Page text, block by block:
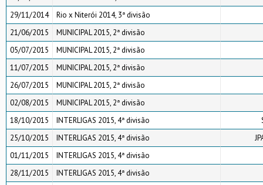
29/11/2014
Rio x Niterói 2014, 3ª divisão
21/06/2015
MUNICIPAL 2015, 2ª divisão
05/07/2015
MUNICIPAL 2015, 2ª divisão
11/07/2015
MUNICIPAL 2015, 2ª divisão
26/07/2015
MUNICIPAL 2015, 2ª divisão
02/08/2015
MUNICIPAL 2015, 2ª divisão
18/10/2015
INTERLIGAS 2015, 4ª divisão
25/10/2015
INTERLIGAS 2015, 4ª divisão
01/11/2015
INTERLIGAS 2015, 4ª divisão
28/11/2015
INTERLIGAS 2015, 4ª divisão